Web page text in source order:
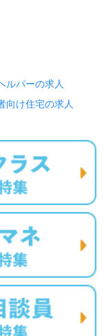
ルパーの求人
向け住宅の求人